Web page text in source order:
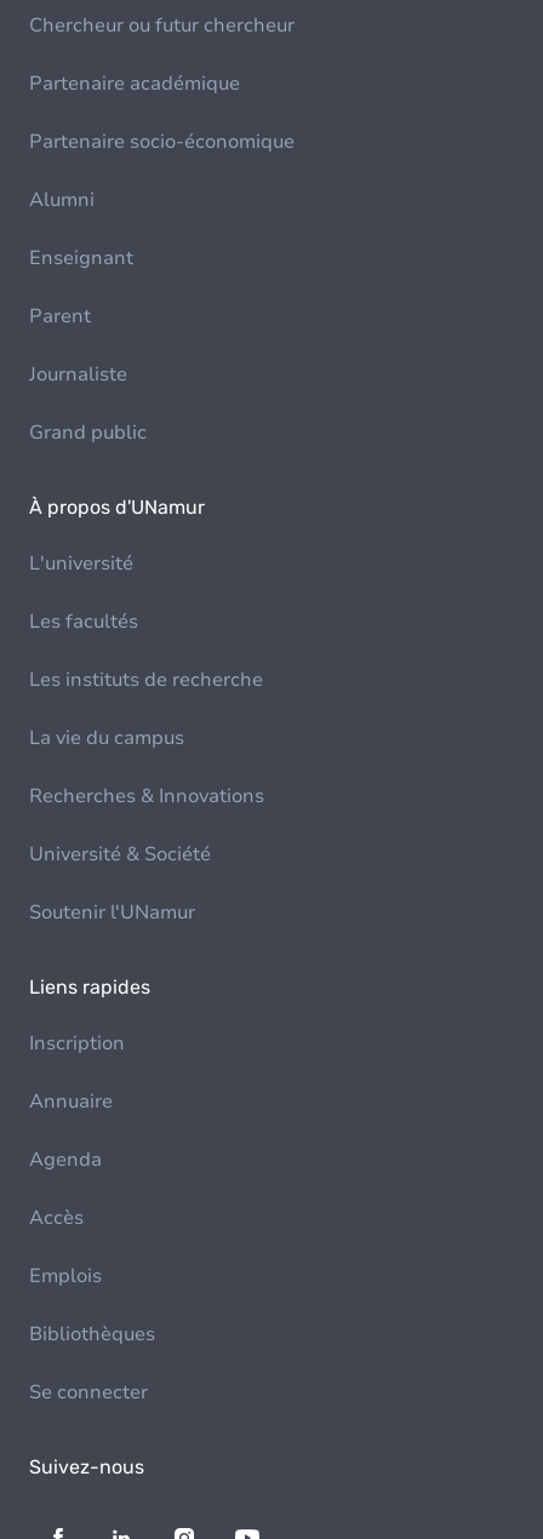
Chercheur ou futur chercheur
Partenaire académique
Partenaire socio-économique
Alumni
Enseignant
Parent
Journaliste
Grand public
À propos d'UNamur
L'université
Les facultés
Les instituts de recherche
La vie du campus
Recherches & Innovations
Université & Société
Soutenir l'UNamur
Liens rapides
Inscription
Annuaire
Agenda
Accès
Emplois
Bibliothèques
Se connecter
Suivez-nous